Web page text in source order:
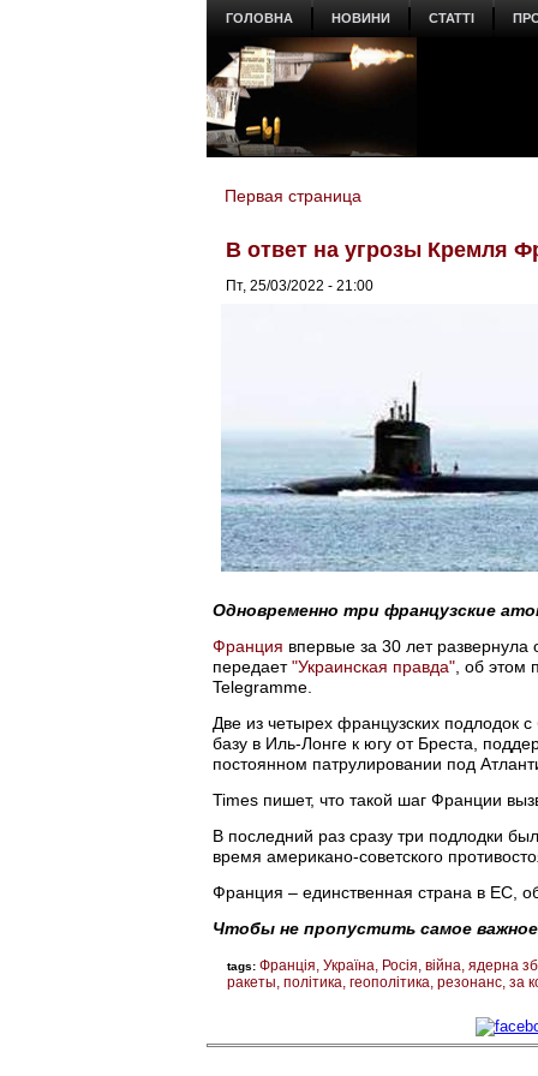
ГОЛОВНА НОВИНИ СТАТТІ
You are here
Первая страница
В ответ на угрозы Кремля
Пт, 25/03/2022 - 21:00
Одновременно три французские
Франция впервые за 30 лет
передает"Украинская правда" , об этом
Telegramme.
Две из четырех французских подлодок
базу в Иль-Лонге к югу от Бреста,
постоянном патрулировании под
Times пишет, что такой шаг Франции
В последний раз сразу три подлодки
время американо-советского
Франция – единственная страна в ЕС,
Чтобы не пропустить самое
tags: Франція Україна Росія війна ядерна
ракеты політика геополітика резонанс за